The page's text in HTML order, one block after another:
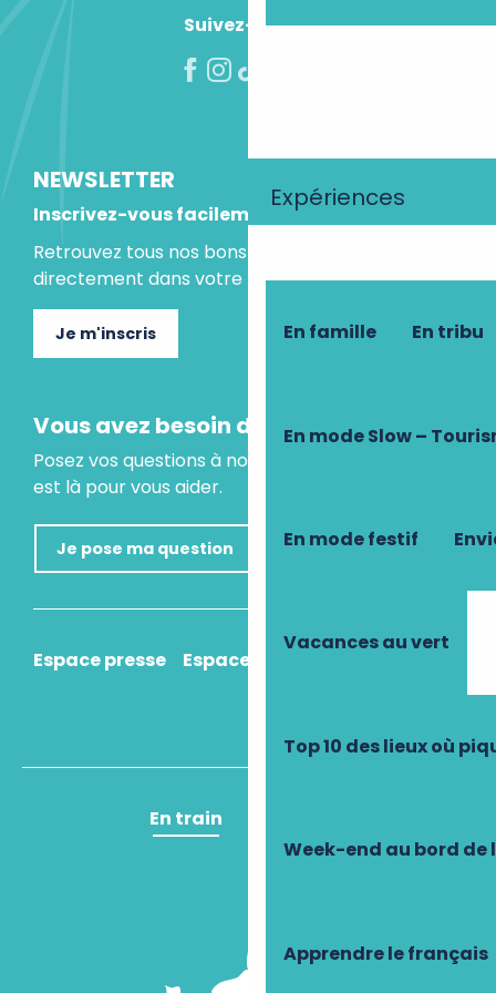
Expériences
En famille En tribu
En mode Slow –
En mode festif
Vacances au vert
Top 10 des lieux où
Week-end au bord de
Apprendre le français
Suivez-nous !
NEWSLETTER
Inscrivez-vous facilement
Retrouvez tous nos bons plans et idées séjours
directement dans votre boite mail.
Je m'inscris
Vous avez besoin d'un conseil ?
Posez vos questions à notre assistant virtuel, il
est là pour vous aider.
Je pose ma question
Espace presse Espace pro
En train